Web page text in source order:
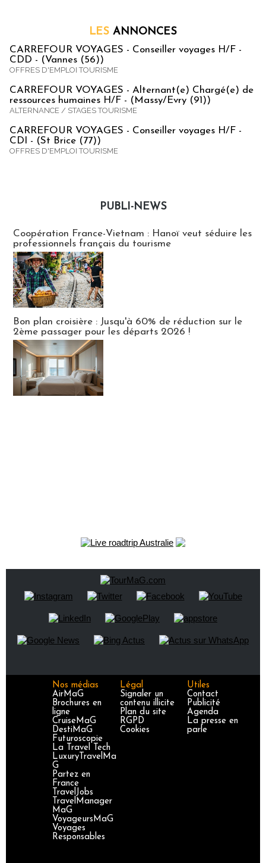
LES ANNONCES
CARREFOUR VOYAGES - Conseiller voyages H/F -
CDD - (Vannes (56))
OFFRES D'EMPLOI TOURISME
CARREFOUR VOYAGES - Alternant(e) Chargé(e) de
ressources humaines H/F - (Massy/Evry (91))
ALTERNANCE / STAGES TOURISME
CARREFOUR VOYAGES - Conseiller voyages H/F -
CDI - (St Brice (77))
OFFRES D'EMPLOI TOURISME
PUBLI-NEWS
Coopération France-Vietnam : Hanoï veut séduire les
professionnels français du tourisme
Bon plan croisière : Jusqu'à 60% de réduction sur le
2ème passager pour les départs 2026 !
Nos médias
AirMaG
Brochures en
ligne
CruiseMaG
DestiMaG
Futuroscopie
La Travel Tech
LuxuryTravelMa
G
Partez en
France
TravelJobs
TravelManager
MaG
VoyageursMaG
Voyages
Responsables
Légal
Signaler un
contenu illicite
Plan du site
RGPD
Cookies
Utiles
Contact
Publicité
Agenda
La presse en
parle